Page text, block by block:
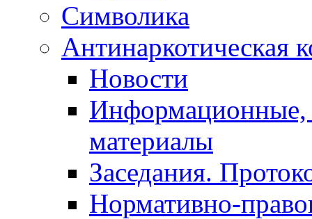
Символика
Антинаркотическая
Новости
Информационные,
материалы
Заседания.
Нормативно-